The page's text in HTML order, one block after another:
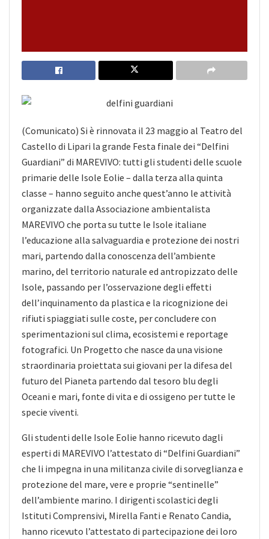
(Comunicato) Si è rinnovata il 23 maggio al Teatro del
Castello di Lipari la grande Festa finale dei “Delfini
Guardiani” di MAREVIVO: tutti gli studenti delle scuole
primarie delle Isole Eolie – dalla terza alla quinta
classe – hanno seguito anche quest’anno le attività
organizzate dalla Associazione ambientalista
MAREVIVO che porta su tutte le Isole italiane
l’educazione alla salvaguardia e protezione dei nostri
mari, partendo dalla conoscenza dell’ambiente
marino, del territorio naturale ed antropizzato delle
Isole, passando per l’osservazione degli effetti
dell’inquinamento da plastica e la ricognizione dei
rifiuti spiaggiati sulle coste, per concludere con
sperimentazioni sul clima, ecosistemi e reportage
fotografici. Un Progetto che nasce da una visione
straordinaria proiettata sui giovani per la difesa del
futuro del Pianeta partendo dal tesoro blu degli
Oceani e mari, fonte di vita e di ossigeno per tutte le
specie viventi.
Gli studenti delle Isole Eolie hanno ricevuto dagli
esperti di MAREVIVO l’attestato di “Delfini Guardiani”
che li impegna in una militanza civile di sorveglianza e
protezione del mare, vere e proprie “sentinelle”
dell’ambiente marino. I dirigenti scolastici degli
Istituti Comprensivi, Mirella Fanti e Renato Candia,
hanno ricevuto l’attestato di partecipazione dei loro